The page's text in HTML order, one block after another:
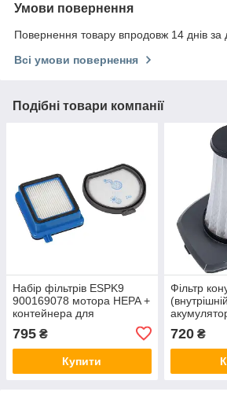
Умови повернення
Повернення товару впродовж 14 днів за
Всі умови повернення
Подібні товари компанії
Набір фільтрів ESPK9
900169078 мотора HEPA +
контейнера для
акумуляторного пилососа
Electrolux
795 ₴
Купити
Фільтр
720₴